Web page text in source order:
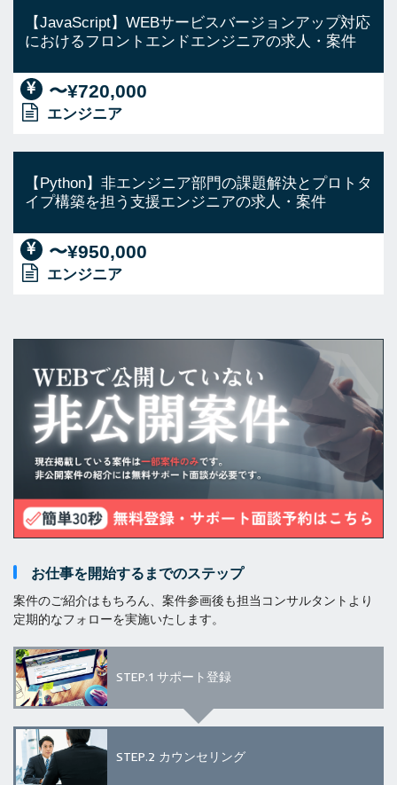
【JavaScript】WEBサービスバージョンアップ対応
におけるフロントエンドエンジニアの求人・案件
〜¥720,000
エンジニア
【Python】非エンジニア部門の課題解決とプロトタ
イプ構築を担う支援エンジニアの求人・案件
〜¥950,000
エンジニア
お仕事を開始するまでのステップ
案件のご紹介はもちろん、案件参画後も担当コンサルタントより
定期的なフォローを実施いたします。
STEP.1 サポート登録
STEP.2 カウンセリング